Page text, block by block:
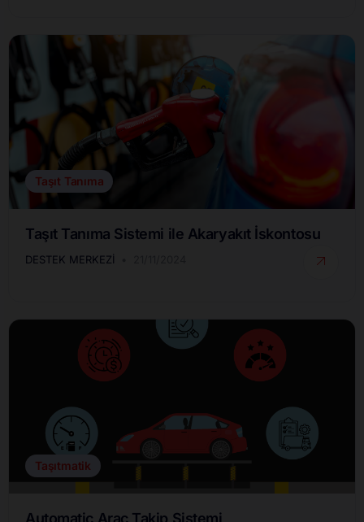
Taşıt Tanıma
Taşıt Tanıma Sistemi ile Akaryakıt İskontosu
DESTEK MERKEZI
Taşıtmatik
Automatic Araç Takip Sistemi